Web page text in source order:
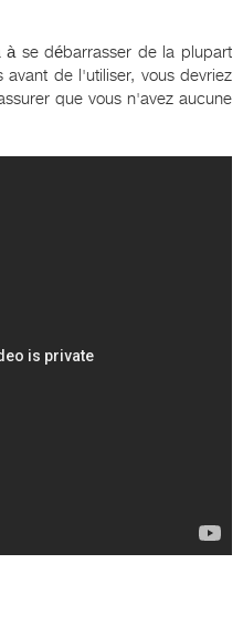
à se débarrasser de la plupart
de l'utiliser, vous devriez
que vous n'avez aucune